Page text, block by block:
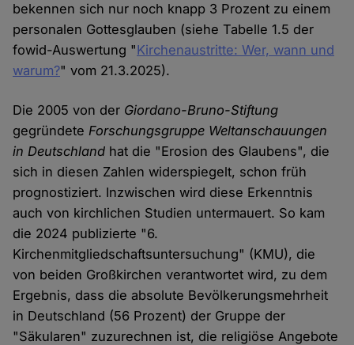
bekennen sich nur noch knapp 3 Prozent zu einem
personalen Gottesglauben (siehe Tabelle 1.5 der
fowid-Auswertung "Kirchenaustritte: Wer, wann und
warum?" vom 21.3.2025).
Die 2005 von der Giordano-Bruno-Stiftung
gegründete Forschungsgruppe Weltanschauungen
in Deutschland hat die "Erosion des Glaubens", die
sich in diesen Zahlen widerspiegelt, schon früh
prognostiziert. Inzwischen wird diese Erkenntnis
auch von kirchlichen Studien untermauert. So kam
die 2024 publizierte "6.
Kirchenmitgliedschaftsuntersuchung" (KMU), die
von beiden Großkirchen verantwortet wird, zu dem
Ergebnis, dass die absolute Bevölkerungsmehrheit
in Deutschland (56 Prozent) der Gruppe der
"Säkularen" zuzurechnen ist, die religiöse Angebote